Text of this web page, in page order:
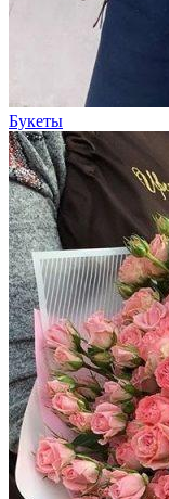
Букеты